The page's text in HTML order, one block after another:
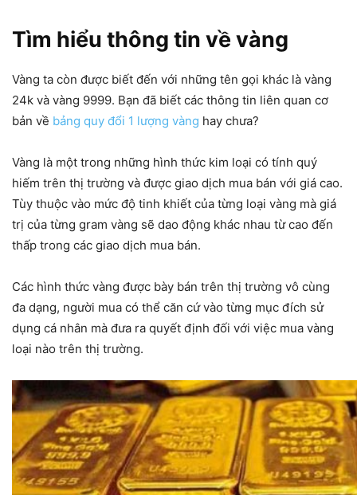
Tìm hiểu thông tin về vàng
Vàng ta còn được biết đến với những tên gọi khác là vàng
24k và vàng 9999. Bạn đã biết các thông tin liên quan cơ
bản về bảng quy đổi 1 lượng vàng hay chưa?
Vàng là một trong những hình thức kim loại có tính quý
hiếm trên thị trường và được giao dịch mua bán với giá cao.
Tùy thuộc vào mức độ tinh khiết của từng loại vàng mà giá
trị của từng gram vàng sẽ dao động khác nhau từ cao đến
thấp trong các giao dịch mua bán.
Các hình thức vàng được bày bán trên thị trường vô cùng
đa dạng, người mua có thể căn cứ vào từng mục đích sử
dụng cá nhân mà đưa ra quyết định đối với việc mua vàng
loại nào trên thị trường.